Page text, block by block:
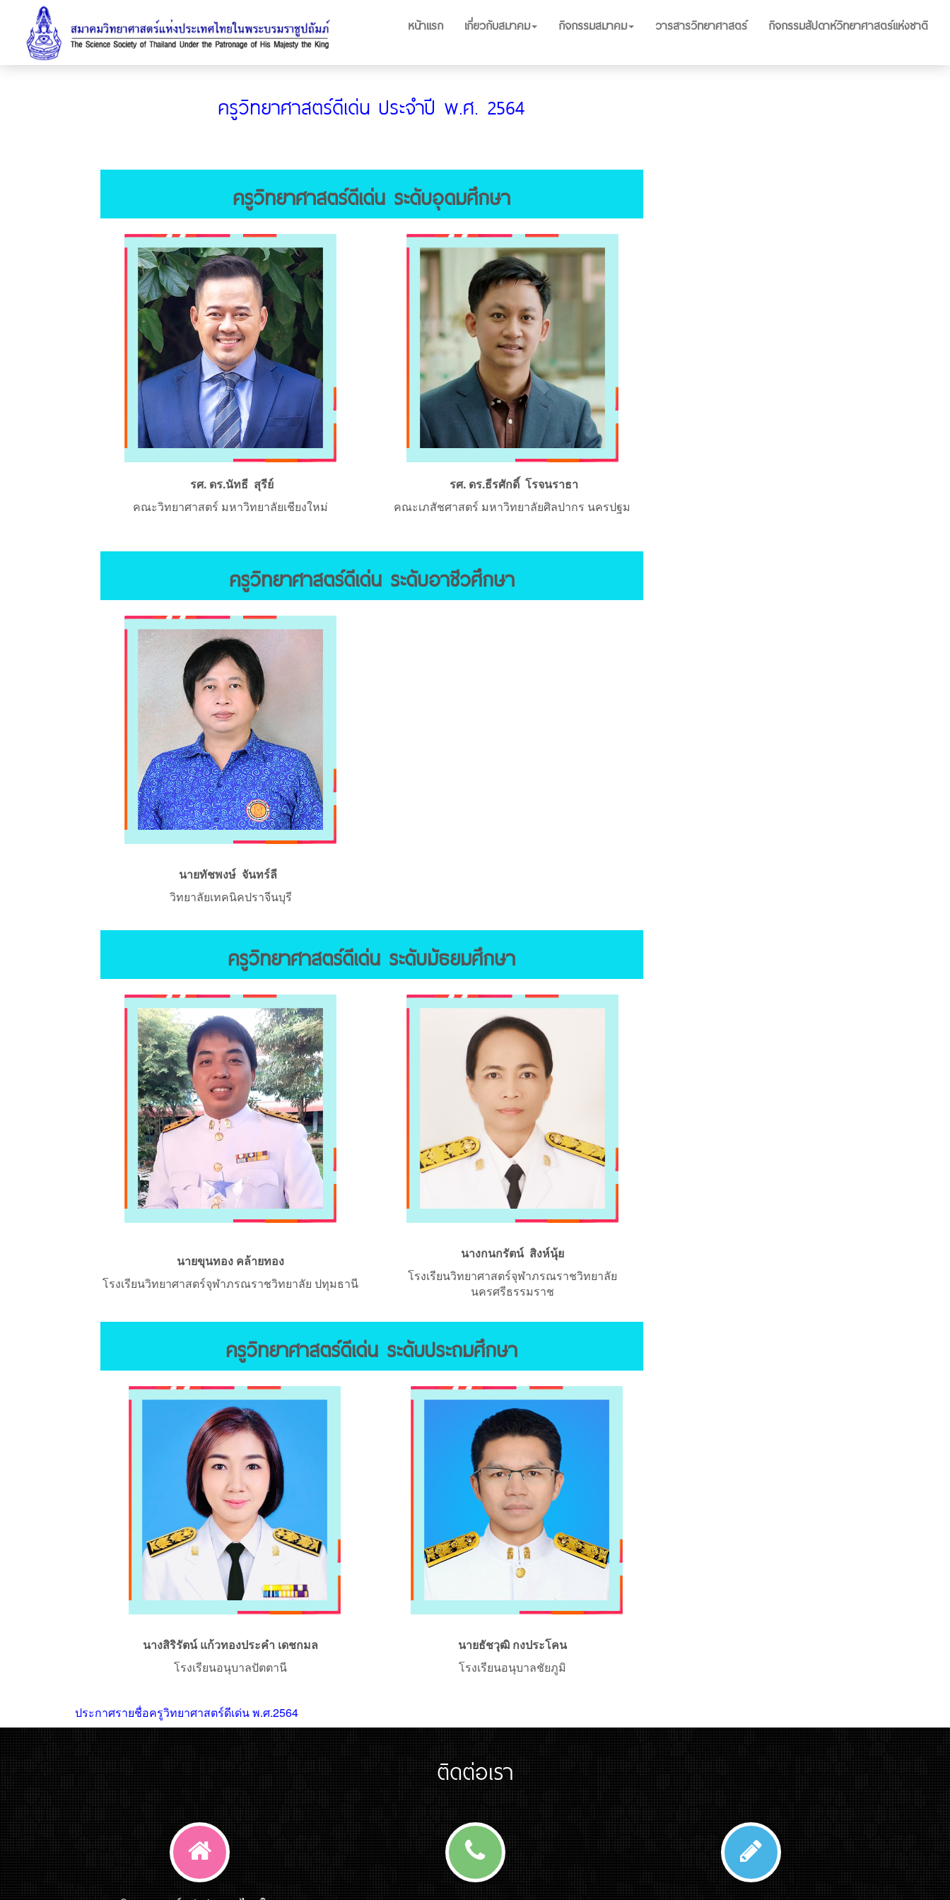
หน้าแรก เกี่ยวกับสมาคม กิจกรรมสมาคม วารสารวิทยาศาสตร์ กิจกรรมสัปดาห์วิทยาศาสตร์แห่งชาติ
ครูวิทยาศาสตร์ดีเด่น ประจำปี พ.ศ. 2564
ครูวิทยาศาสตร์ดีเด่น ระดับอุดมศึกษา
รศ. ดร.นัทธี สุรีย์
คณะวิทยาศาสตร์ มหาวิทยาลัยเชียงใหม่
รศ. ดร.ธีรศักดิ์ โรจนราธา
คณะเภสัชศาสตร์ มหาวิทยาลัยศิลปากร นครปฐม
ครูวิทยาศาสตร์ดีเด่น ระดับอาชีวศึกษา
นายทัชพงษ์ จันทร์ลี
วิทยาลัยเทคนิคปราจีนบุรี
ครูวิทยาศาสตร์ดีเด่น ระดับมัธยมศึกษา
นายขุนทอง คล้ายทอง
โรงเรียนวิทยาศาสตร์จุฬาภรณราชวิทยาลัย ปทุมธานี
นางกนกรัตน์ สิงห์นุ้ย
โรงเรียนวิทยาศาสตร์จุฬาภรณราชวิทยาลัย
นครศรีธรรมราช
ครูวิทยาศาสตร์ดีเด่น ระดับประถมศึกษา
นางสิริรัตน์ แก้วทองประคำ เดชกมล
โรงเรียนอนุบาลปัตตานี
นายธัชวุฒิ กงประโคน
โรงเรียนอนุบาลชัยภูมิ
ประกาศรายชื่อครูวิทยาศาสตร์ดีเด่น พ.ศ.2564
ติดต่อเรา